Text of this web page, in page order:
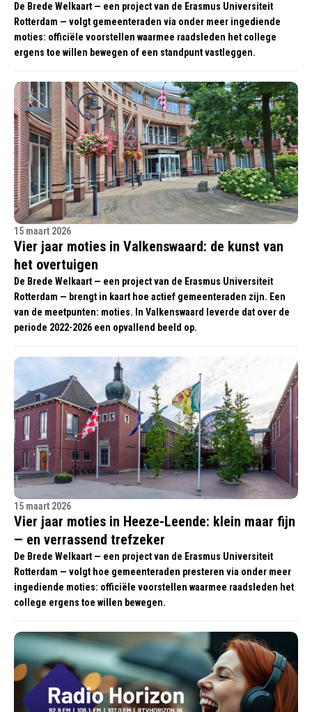
De Brede Welkaart — een project van de Erasmus Universiteit
Rotterdam — volgt gemeenteraden via onder meer ingediende
moties: officiële voorstellen waarmee raadsleden het college
ergens toe willen bewegen of een standpunt vastleggen.
15 maart 2026
Vier jaar moties in Valkenswaard: de kunst van
het overtuigen
De Brede Welkaart — een project van de Erasmus Universiteit
Rotterdam — brengt in kaart hoe actief gemeenteraden zijn. Een
van de meetpunten: moties. In Valkenswaard leverde dat over de
periode 2022-2026 een opvallend beeld op.
15 maart 2026
Vier jaar moties in Heeze-Leende: klein maar fijn
— en verrassend trefzeker
De Brede Welkaart — een project van de Erasmus Universiteit
Rotterdam — volgt hoe gemeenteraden presteren via onder meer
ingediende moties: officiële voorstellen waarmee raadsleden het
college ergens toe willen bewegen.